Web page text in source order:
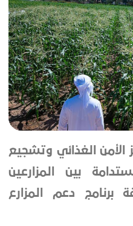
الغذائي وتشجيع
بين المزارعين
برنامج دعم المزارع